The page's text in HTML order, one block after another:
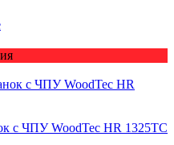
с ЧПУ WoodTec HR 1325TC